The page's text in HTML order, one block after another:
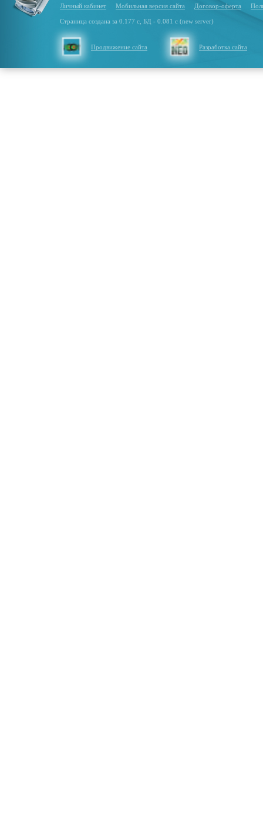
Личный кабинет Мобильная версия сайта Договор-оферта
Страница создана за 0.177 с, БД - 0.081 с (new server)
Продвижение сайта Разработка сайта